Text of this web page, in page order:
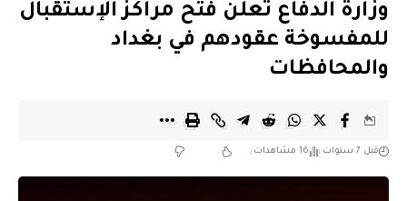
وزارة الدفاع تعلن فتح مراكز الإستقبال
للمفسوخة عقودهم في بغداد
والمحافظات
قبل 7 سنوات 16 مشاهدات